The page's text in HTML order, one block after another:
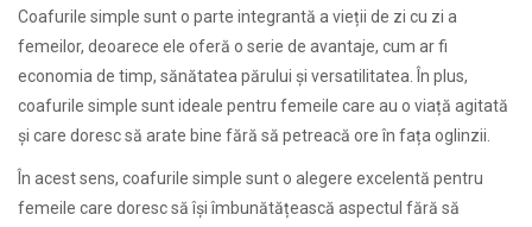
Coafurile simple sunt o parte integrantă a vieții de zi cu zi a
femeilor, deoarece ele oferă o serie de avantaje, cum ar fi
economia de timp, sănătatea părului și versatilitatea. În plus,
coafurile simple sunt ideale pentru femeile care au o viață agitată
și care doresc să arate bine fără să petreacă ore în fața oglinzii.
În acest sens, coafurile simple sunt o alegere excelentă pentru
femeile care doresc să își îmbunătățească aspectul fără să